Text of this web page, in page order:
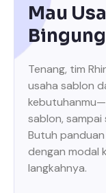
Mau
Tenang, tim
usaha sablon
sablon,
Butuh
dengan modal
langkahnya.